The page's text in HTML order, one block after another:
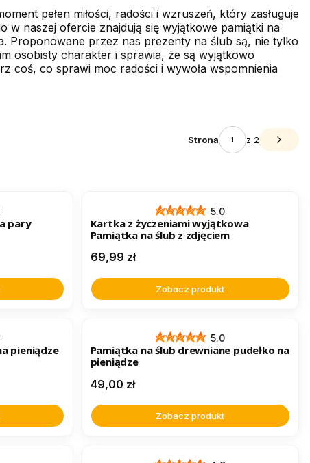
pełen miłości, radości i wzruszeń, który zasługuje
w naszej ofercie znajdują się wyjątkowe pamiątki na
Proponowane przez nas prezenty na ślub są, nie tylko
osobisty charakter i sprawia, że są wyjątkowo
coś, co sprawi moc radości i wywoła wspomnienia
Strona z 2
pary
5.0
Kartka z życzeniami wyjątkowa
Pamiątka na ślub z zdjęciem
Cena
69,99 zł
Zobacz produkt
pieniądze
5.0
Pamiątka na ślub drewniane pudełko na
pieniądze
Cena
49,00 zł
Zobacz produkt